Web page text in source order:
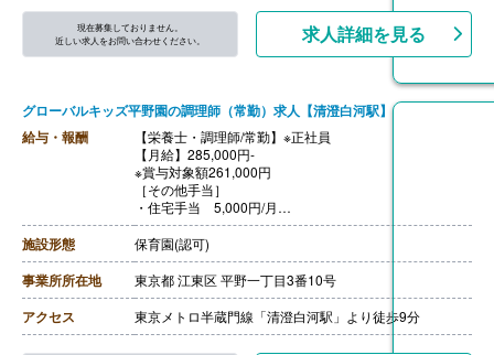
【昇給】年1回（4月）※2025年度実績
【退職金】あり
現在募集しておりません。
近しい求人をお問い合わせください。
求人詳細を見る
グローバルキッズ平野園の調理師（常勤）求人【清澄白河駅】
給与・報酬
【栄養士・調理師/常勤】※正社員
【月給】285,000円-
※賞与対象額261,000円
［その他手当］
・住宅手当 5,000円/月
※寮・借り上げ住宅を利用されない方のみ
・子ども手当 5,000円/月※支給条件あり
【賞与】年2回（計2.00ヶ月分）※2025年度実績（6月・
12月）
一時金 ※2025年度実績（3月）
※年度末に配属園ごとの補助金残額を精算支
給。支給額は勤務実績や評価等に応じて変動。
施設形態 保育園(認可)
事業所所在地 東京都 江東区 平野一丁目3番10号
アクセス 東京メトロ半蔵門線「清澄白河駅」より徒歩9分